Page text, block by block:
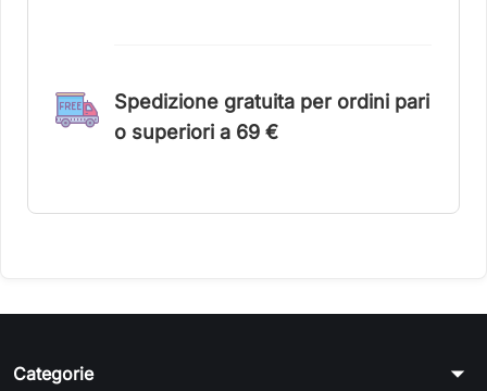
Spedizione gratuita per ordini pari
o superiori a 69 €
Categorie arrow_drop_down